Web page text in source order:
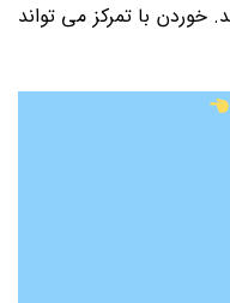
خوردن با تمرکز می تواند